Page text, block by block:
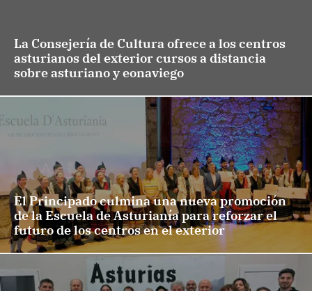
La Consejería de Cultura ofrece a los centros
asturianos del exterior cursos a distancia
sobre asturiano y eonaviego
El Principado culmina una nueva promoción
de la Escuela de Asturianía para reforzar el
futuro de los centros en el exterior